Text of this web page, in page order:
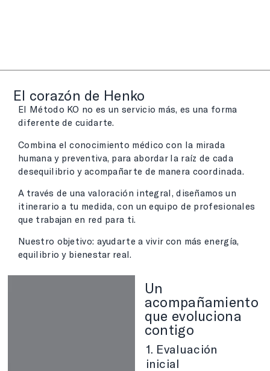
El corazón de Henko
El Método KO no es un servicio más, es una forma
diferente de cuidarte.
Combina el conocimiento médico con la mirada
humana y preventiva, para abordar la raíz de cada
desequilibrio y acompañarte de manera coordinada.
A través de una valoración integral, diseñamos un
itinerario a tu medida, con un equipo de profesionales
que trabajan en red para ti.
Nuestro objetivo: ayudarte a vivir con más energía,
equilibrio y bienestar real.
Un
acompañamiento
que evoluciona
contigo
1. Evaluación
inicial